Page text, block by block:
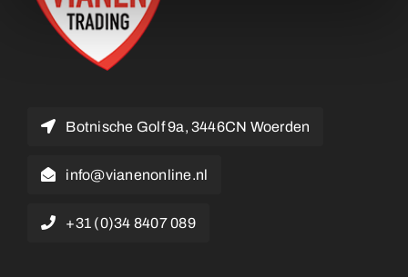
Botnische Golf 9a, 3446CN Woerden
info@vianenonline.nl
+31 (0)34 8407 089